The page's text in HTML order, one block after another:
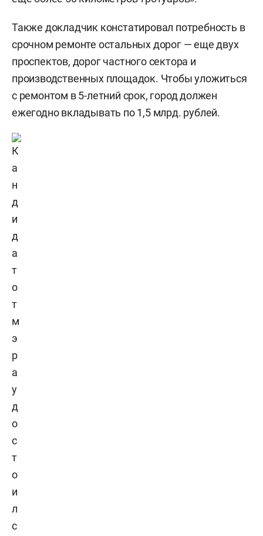
Также докладчик констатировал потребность в
срочном ремонте остальных дорог — еще двух
проспектов, дорог частного сектора и
производственных площадок. Чтобы уложиться
с ремонтом в 5-летний срок, город должен
ежегодно вкладывать по 1,5 млрд. рублей.